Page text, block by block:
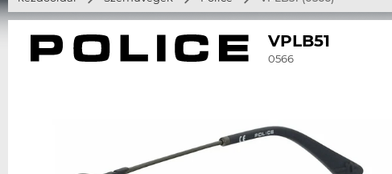
VPLB51
0566